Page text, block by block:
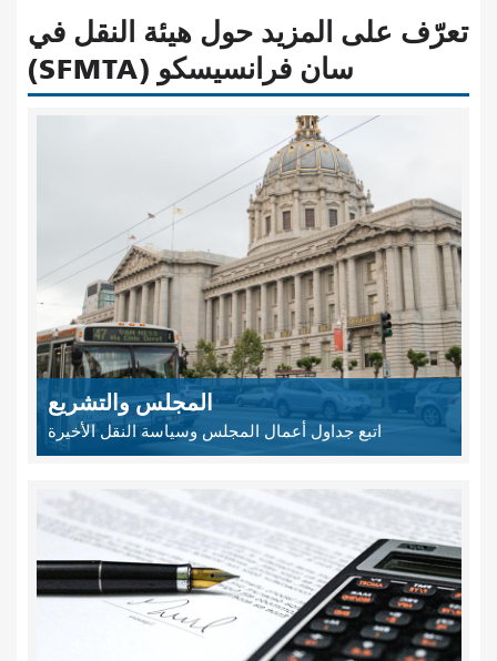
تعرّف على المزيد حول هيئة النقل في
سان فرانسيسكو (SFMTA)
المجلس والتشريع
اتبع جداول أعمال المجلس وسياسة النقل الأخيرة